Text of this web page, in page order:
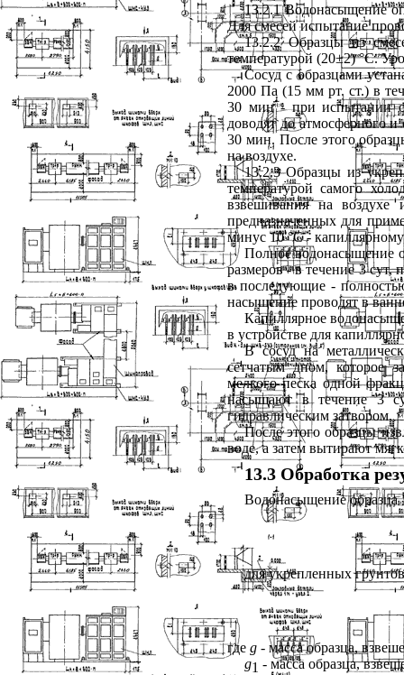
13.2.1 Водонасыщение
Для смесей испытание
13.2.2 Образцы из
температурой (20±2) °С.
Сосуд с образцами
2000 Па (15 мм рт. ст.) в
30 мин - при испытании
доводят до атмосферного
30 мин. После этого
на воздухе.
13.2.3 Образцы из
температурой самого
взвешивания на
предназначенных для
минус 10 °С -
Полное водонасыщение
размеров - в течение 3
в последующие -
насыщение проводят в
Капиллярное
в устройстве для
В сосуд на
сетчатым дном, которое
мелкого песка одной
насыщают в течение 3
гидравлическим затвором.
После этого образцы
воде, а затем вытирают
13.3 Обработка
Водонасыщение образца
для укрепленных грунтов
где g - масса образца,
g1 -масса образца,